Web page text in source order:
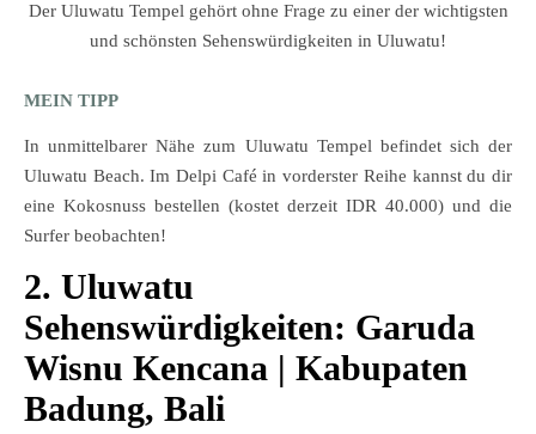
Der Uluwatu Tempel gehört ohne Frage zu einer der wichtigsten
und schönsten Sehenswürdigkeiten in Uluwatu!
MEIN TIPP
In unmittelbarer Nähe zum Uluwatu Tempel befindet sich der
Uluwatu Beach. Im Delpi Café in vorderster Reihe kannst du dir
eine Kokosnuss bestellen (kostet derzeit IDR 40.000) und die
Surfer beobachten!
2. Uluwatu
Sehenswürdigkeiten: Garuda
Wisnu Kencana | Kabupaten
Badung, Bali